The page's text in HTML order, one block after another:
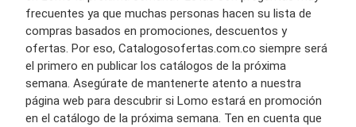
frecuentes ya que muchas personas hacen su lista de
compras basados en promociones, descuentos y
ofertas. Por eso, Catalogosofertas.com.co siempre será
el primero en publicar los catálogos de la próxima
semana. Asegúrate de mantenerte atento a nuestra
página web para descubrir si Lomo estará en promoción
en el catálogo de la próxima semana. Ten en cuenta que